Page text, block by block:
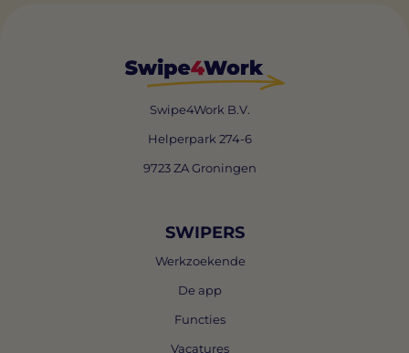
Swipe4Work B.V.
Helperpark 274-6
9723 ZA Groningen
SWIPERS
Werkzoekende
De app
Functies
Vacatures